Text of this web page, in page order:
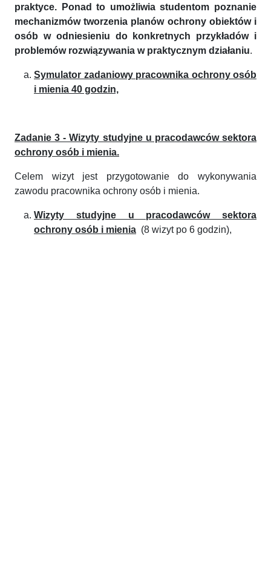
praktyce. Ponad to umożliwia studentom poznanie
mechanizmów tworzenia planów ochrony obiektów i
osób w odniesieniu do konkretnych przykładów i
problemów rozwiązywania w praktycznym działaniu.
Symulator zadaniowy pracownika ochrony osób
i mienia 40 godzin,
Zadanie 3 - Wizyty studyjne u pracodawców sektora
ochrony osób i mienia.
Celem wizyt jest przygotowanie do wykonywania
zawodu pracownika ochrony osób i mienia.
Wizyty studyjne u pracodawców sektora
ochrony osób i mienia (8 wizyt po 6 godzin),